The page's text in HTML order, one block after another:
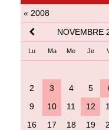
« 2008
NOVEMBRE
Lu Ma Me Je
2
3 4 5
9
10 11 12
16
17 18 19